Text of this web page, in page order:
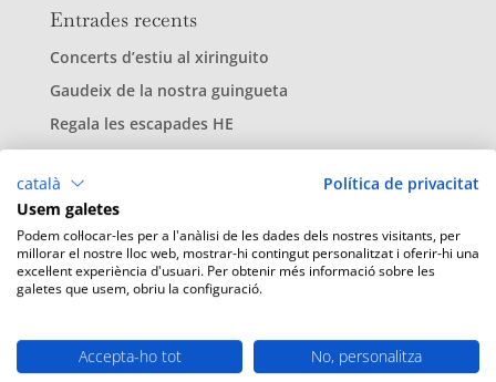
Entrades recents
Concerts d’estiu al xiringuito
Gaudeix de la nostra guingueta
Regala les escapades HE
Promo Spa Primavera
Rutes en bici o a peu des de HE
Comentaris recents
català
Política de privacitat
Usem galetes
Podem col·locar-les per a l'anàlisi de les dades dels nostres visitants, per
millorar el nostre lloc web, mostrar-hi contingut personalitzat i oferir-hi una
excel·lent experiència d'usuari. Per obtenir més informació sobre les
galetes que usem, obriu la configuració.
Accepta-ho tot
No, personalitza